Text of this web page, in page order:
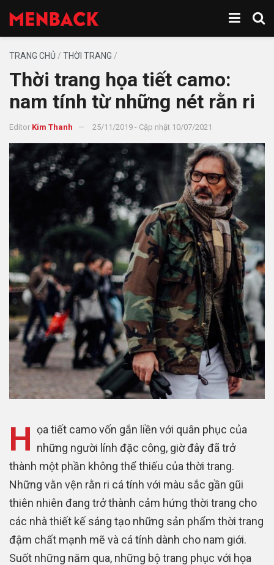
TRANG CHỦ / THỜI TRANG /
Thời trang họa tiết camo:
nam tính từ những nét rằn ri
Editor Kim Thanh 25/11/2019 - Cập nhật 10/07/2021
H ọa tiết camo vốn gắn liền với quân phục của
những người lính đặc công, giờ đây đã trở
thành một phần không thể thiếu của thời trang.
Những vằn vện rằn ri cá tính với màu sắc gần gũi
thiên nhiên đang trở thành cảm hứng thời trang cho
các nhà thiết kế sáng tạo những sản phẩm thời trang
đậm chất mạnh mẽ và cá tính dành cho nam giới.
Suốt những năm qua, những bộ trang phục với họa